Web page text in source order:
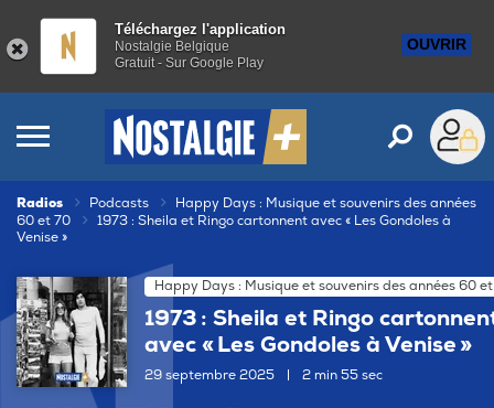
Téléchargez l'application
Nostalgie Belgique
Gratuit - Sur Google Play
OUVRIR
Radios Podcasts
Happy Days : Musique et souvenirs des années
60 et 70
1973 : Sheila et Ringo cartonnent avec « Les Gondoles à
Venise »
Happy Days : Musique et souvenirs des années 60
1973 : Sheila et Ringo
avec « Les Gondoles à Venise »
29 septembre 2025 2 min 55 sec